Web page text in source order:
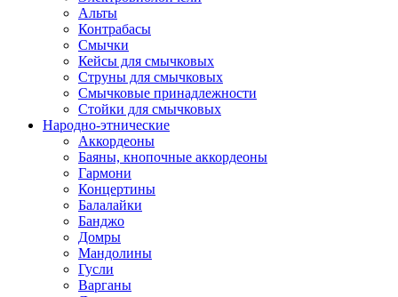
Альты
Контрабасы
Смычки
Кейсы для смычковых
Струны для смычковых
Смычковые принадлежности
Стойки для смычковых
Народно-этнические
Аккордеоны
Баяны, кнопочные аккордеоны
Гармони
Концертины
Балалайки
Банджо
Домры
Мандолины
Гусли
Варганы